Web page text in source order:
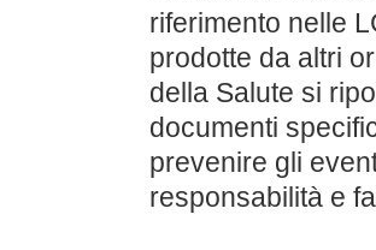
riferimento nelle
prodotte da altri
della Salute si
documenti
prevenire gli
responsabilità e